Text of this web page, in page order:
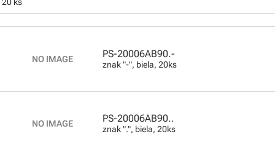
PS-20006AB90.-
znak "-", biela, 20ks
PS-20006AB90..
znak ".", biela, 20ks